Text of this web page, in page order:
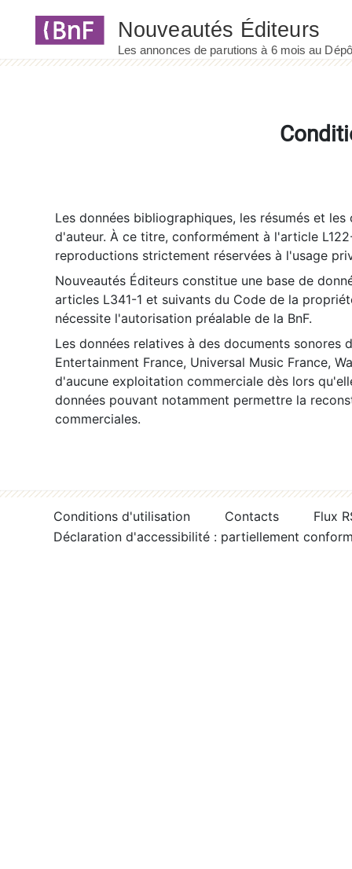
Les données bibliographiques, les résumés et
d'auteur. À ce titre, conformément à l'article
reproductions strictement réservées à l'usage
Nouveautés Éditeurs constitue une base de
articles L341-1 et suivants du Code de la
nécessite l'autorisation préalable de la BnF.
Les données relatives à des documents sonores
Entertainment France, Universal Music France,
d'aucune exploitation commerciale dès lors
données pouvant notamment permettre la
commerciales.
Conditions d'utilisation Contacts
Flux
Déclaration d'accessibilité : partiellement